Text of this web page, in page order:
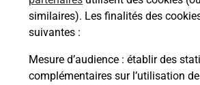
similaires). Les finalités des
suivantes :
Mesure d’audience : établir des
complémentaires sur l’utilisation
Itinéraire
Boîte aux lettres La Poste